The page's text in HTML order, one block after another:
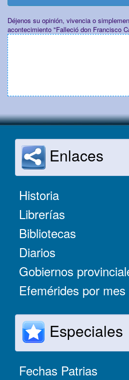
Déjenos su opinión, vivencia o
acontecimiento "Falleció don Francisco
Enlaces
Historia
Librerías
Bibliotecas
Diarios
Gobiernos
Efemérides por mes
Especiales
Fechas Patrias